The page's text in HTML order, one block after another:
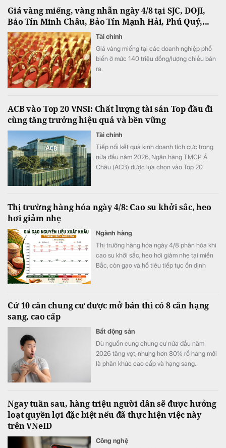
nền kinh tế người hâm mộ (fandom
economy). DatVietVAC đã chứng minh khả
hâm mộ – tương đồng với chiến lược phát
triển bền vững mà các doanh nghiệp giải trí
hàng đầu Hàn Quốc đã định hình thành
công.
Giá vàng miếng, vàng nhẫn ngày 4/8 tại SJC, DOJI,
Bảo Tín Minh Châu, Bảo Tín Mạnh Hải, Phú Quý,...
Tài chính
Giá vàng miếng tại các doanh nghiệp phổ
biến ở mức 140 triệu đồng/lượng chiều bán
ra.
ACB vào Top 20 VNSI: Chất lượng tài sản Top đầu đi
cùng tăng trưởng hiệu quả và bền vững
Tài chính
Tiếp nối kết quả kinh doanh tích cực trong
nửa đầu năm 2026, Ngân hàng TMCP Á
Châu (ACB) được lựa chọn vào Top 20
nhận những bước tiến của ACB trong việc
trị phát triển bền vững và minh bạch thông
tin.
Thị trường hàng hóa ngày 4/8: Cao su khởi sắc, heo
hơi giảm nhẹ
Ngành hàng
Thị trường hàng hóa ngày 4/8 phân hóa khi
cao su khởi sắc, heo hơi giảm nhẹ tại miền
Bắc, còn gạo và hồ tiêu tiếp tục ổn định
Cứ 10 căn chung cư được mở bán thì có 8 căn hạng
sang, cao cấp
Bất động sản
Dù nguồn cung chung cư nửa đầu năm
2026 tăng vọt, nhưng hơn 80% rổ hàng mới
là phân khúc cao cấp và hạng sang.
Ngay tuần sau, hàng triệu người dân sẽ được hưởng
loạt quyền lợi đặc biệt nếu đã thực hiện việc này
trên VNeID
Công nghệ